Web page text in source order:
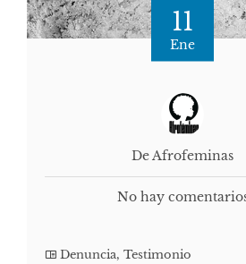
11
Ene
De Afrofeminas
No hay
Denuncia, Testimonio